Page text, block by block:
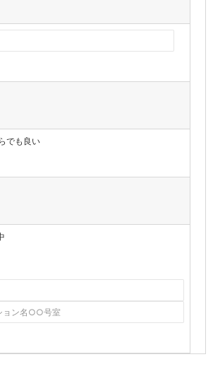
でも良い